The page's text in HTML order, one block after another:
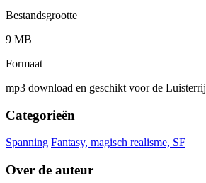
Bestandsgrootte
9 MB
Formaat
mp3 download en geschikt voor de
Categorieën
Spanning Fantasy, magisch realisme, SF
Over de auteur